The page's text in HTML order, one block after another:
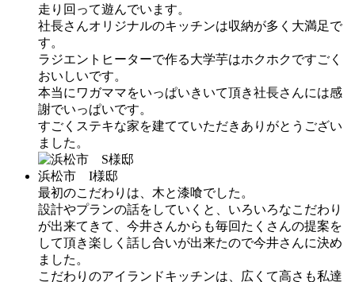
走り回って遊んでいます。
社長さんオリジナルのキッチンは収納が多く大満足で
す。
ラジエントヒーターで作る大学芋はホクホクですごく
おいしいです。
本当にワガママをいっぱいきいて頂き社長さんには感
謝でいっぱいです。
すごくステキな家を建てていただきありがとうござい
ました。
浜松市 I様邸
最初のこだわりは、木と漆喰でした。
設計やプランの話をしていくと、いろいろなこだわり
が出来てきて、今井さんからも毎回たくさんの提案を
して頂き楽しく話し合いが出来たので今井さんに決め
ました。
こだわりのアイランドキッチンは、広くて高さも私達